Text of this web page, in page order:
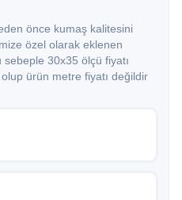
önce kumaş kalitesini
özel olarak eklenen
30x35 ölçü fiyatı
ürün metre fiyatı değildir